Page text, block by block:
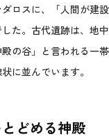
ロスに、「人間が建
た。古代遺跡は、地
の谷」と言われる一
に並んでいます。
どめる神殿